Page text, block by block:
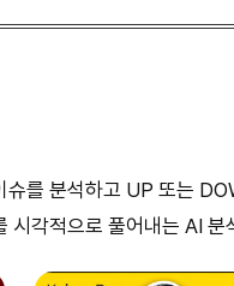
를 분석하고 UP 또는
각적으로 풀어내는 AI